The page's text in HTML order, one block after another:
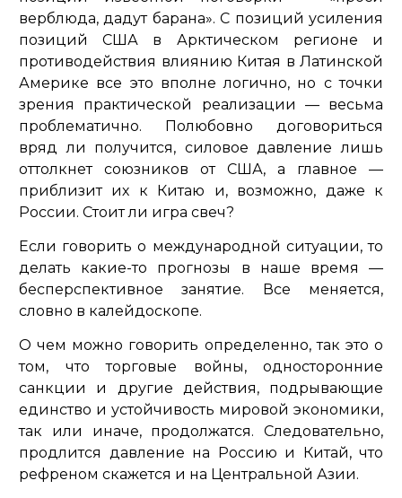
верблюда, дадут барана». С позиций усиления
позиций США в Арктическом регионе и
противодействия влиянию Китая в Латинской
Америке все это вполне логично, но с точки
зрения практической реализации — весьма
проблематично. Полюбовно договориться
вряд ли получится, силовое давление лишь
оттолкнет союзников от США, а главное —
приблизит их к Китаю и, возможно, даже к
России. Стоит ли игра свеч?
Если говорить о международной ситуации, то
делать какие-то прогнозы в наше время —
бесперспективное занятие. Все меняется,
словно в калейдоскопе.
О чем можно говорить определенно, так это о
том, что торговые войны, односторонние
санкции и другие действия, подрывающие
единство и устойчивость мировой экономики,
так или иначе, продолжатся. Следовательно,
продлится давление на Россию и Китай, что
рефреном скажется и на Центральной Азии.